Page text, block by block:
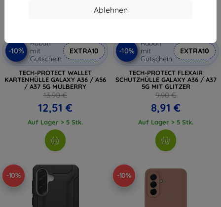
Ablehnen
-10%
Rabatt
mit
Gutschein
EXTRA10
TECH-PROTECT WALLET
KARTENHÜLLE GALAXY A36 / A56
/ A37 5G MULBERRY
13,90 €
12,51 €
Auf Lager > 5 Stk.
-10%
Rabatt
mit
Gutschein
EXTRA10
TECH-PROTECT FLEXAIR
SCHUTZHÜLLE GALAXY A36 / A37
5G MIT GLITZER
9,90 €
8,91 €
Auf Lager > 5 Stk.
-10% -10%